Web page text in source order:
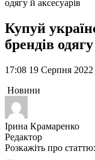
одягу й аксесуарів
Купуй
брендів
17:08 19 Серпня 2022
Новини
Ірина Крамаренко
Редактор
Розкажіть про статтю: